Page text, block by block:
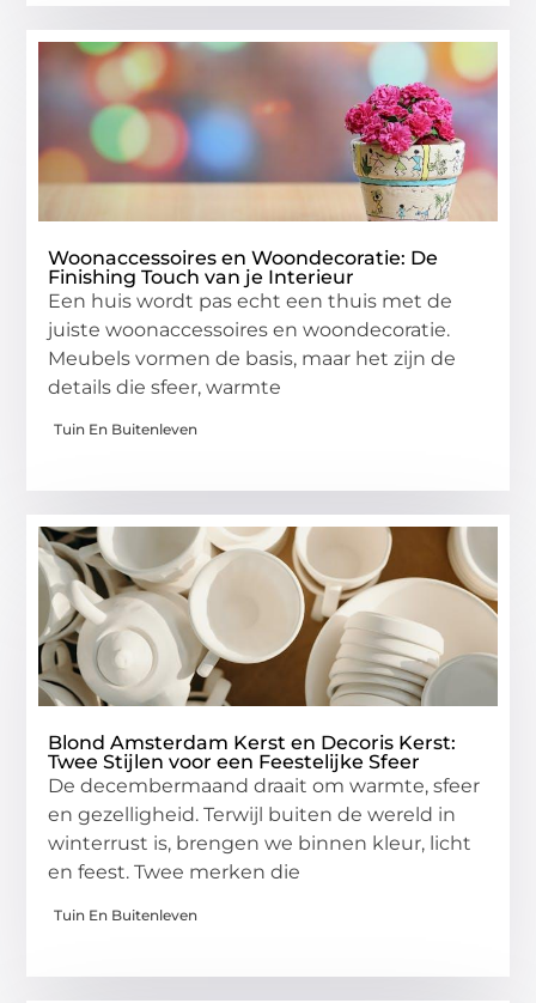
Woonaccessoires en Woondecoratie: De
Finishing Touch van je Interieur
Een huis wordt pas echt een thuis met de
juiste woonaccessoires en woondecoratie.
Meubels vormen de basis, maar het zijn de
details die sfeer, warmte
Tuin En Buitenleven
Blond Amsterdam Kerst en Decoris Kerst:
Twee Stijlen voor een Feestelijke Sfeer
De decembermaand draait om warmte, sfeer
en gezelligheid. Terwijl buiten de wereld in
winterrust is, brengen we binnen kleur, licht
en feest. Twee merken die
Tuin En Buitenleven